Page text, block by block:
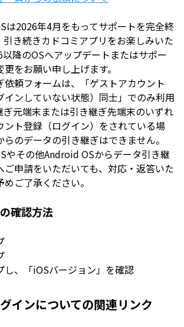
は2026年4月をもってサポートを完全終
引き続きカドコミアプリをお楽しみいた
降のOSへアップデートまたはサポー
をお願い申し上げます。
頼フォームは、「ゲストアカウント
インしていない状態）同士」でのみ利用
ぎ元端末または引き継ぎ先端末のいずれ
ント登録（ログイン）をされている場
のデータの引き継ぎはできません。
やその他Android OSからデータ引き継
ご申請をいただいても、対応・返答いた
ご了承ください。
確認方法
し、「iOSバージョン」を確認
インについての関連リンク